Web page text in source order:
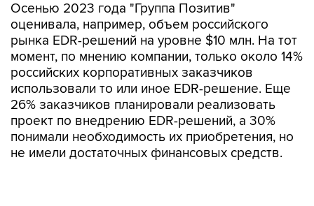
Осенью 2023 года "Группа Позитив"
оценивала, например, объем российского
рынка EDR-решений на уровне $10 млн. На тот
момент, по мнению компании, только около 14%
российских корпоративных заказчиков
использовали то или иное EDR-решение. Еще
26% заказчиков планировали реализовать
проект по внедрению EDR-решений, а 30%
понимали необходимость их приобретения, но
не имели достаточных финансовых средств.